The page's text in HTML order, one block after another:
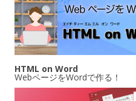
HTML on Word
WebページをWordで作る！